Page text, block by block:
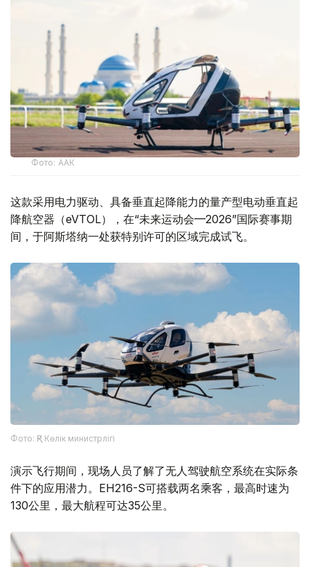
Фото: ААК
这款采用电力驱动、具备垂直起降能力的量产型电动垂直起
降航空器（eVTOL），在“未来运动会—2026”国际赛事期
间，于阿斯塔纳一处获特别许可的区域完成试飞。
Фото: ҚР Көлік министрлігі
演示飞行期间，现场人员了解了无人驾驶航空系统在实际条
件下的应用潜力。EH216-S可搭载两名乘客，最高时速为
130公里，最大航程可达35公里。